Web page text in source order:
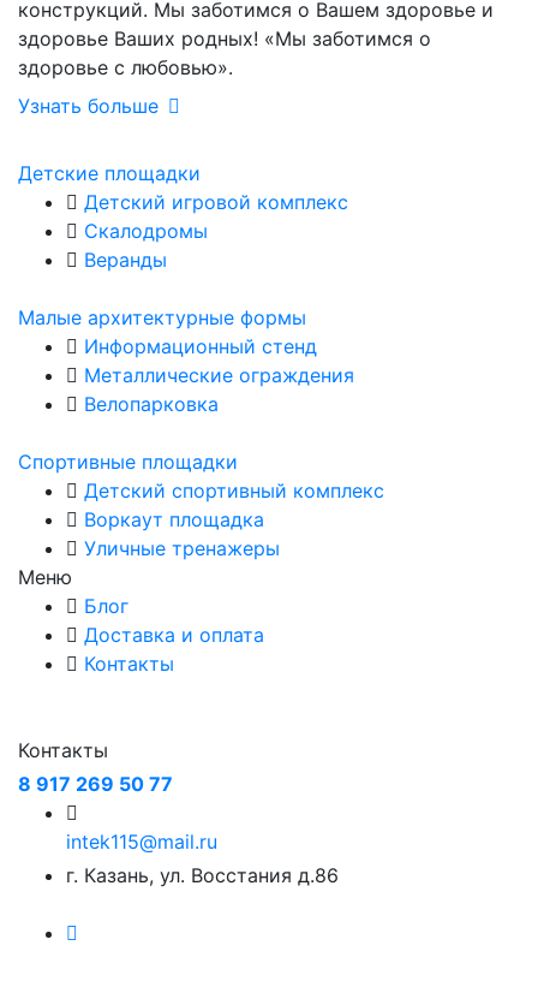
конструкций. Мы заботимся о Вашем здоровье и
здоровье Ваших родных! «Мы заботимся о
здоровье с любовью».
Узнать больше
Детские площадки
Детский игровой комплекс
Скалодромы
Веранды
Малые архитектурные формы
Информационный стенд
Металлические ограждения
Велопарковка
Спортивные площадки
Детский спортивный комплекс
Воркаут площадка
Уличные тренажеры
Меню
Блог
Доставка и оплата
Контакты
Контакты
8 917 269 50 77
intek115@mail.ru
г. Казань, ул. Восстания д.86